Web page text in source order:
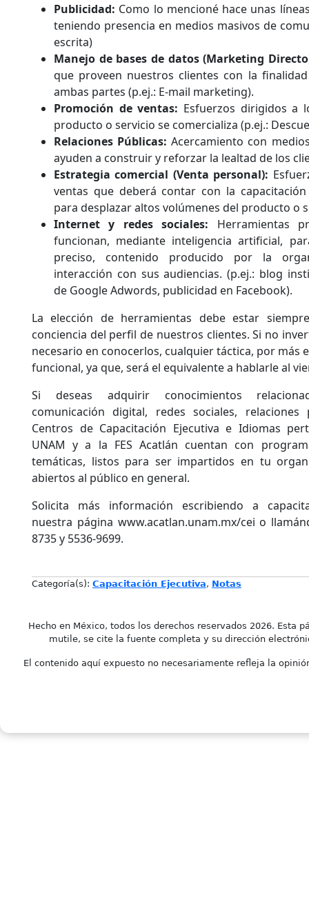
Publicidad: Como lo mencioné hace unas
teniendo presencia en medios masivos de
escrita)
Manejo de bases de datos (Marketing
que proveen nuestros clientes con la
ambas partes (p.ej.: E-mail marketing).
Promoción de ventas: Esfuerzos dirigidos a
producto o servicio se comercializa (p.ej.:
Relaciones Públicas: Acercamiento con
ayuden a construir y reforzar la lealtad de los
Estrategia comercial (Venta personal):
ventas que deberá contar con la
para desplazar altos volúmenes del producto o
Internet y redes sociales: Herramientas
funcionan, mediante inteligencia artificial,
preciso, contenido producido por la
interacción con sus audiencias. (p.ej.: blog
de Google Adwords, publicidad en Facebook).
La elección de herramientas debe estar
conciencia del perfil de nuestros clientes. Si no
necesario en conocerlos, cualquier táctica, por más
funcional, ya que, será el equivalente a hablarle al
Si deseas adquirir conocimientos
comunicación digital, redes sociales,
Centros de Capacitación Ejecutiva e Idiomas
UNAM y a la FES Acatlán cuentan con
temáticas, listos para ser impartidos en tu
abiertos al público en general.
Solicita más información escribiendo a
nuestra página www.acatlan.unam.mx/cei o
8735 y 5536-9699.
Categoría(s): Capacitación Ejecutiva, Notas
Hecho en México, todos los derechos reservados 2026. Esta
mutile, se cite la fuente completa y su dirección
El contenido aquí expuesto no necesariamente refleja la